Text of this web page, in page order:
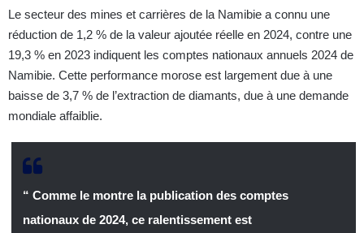
Le secteur des mines et carrières de la Namibie a connu une
réduction de 1,2 % de la valeur ajoutée réelle en 2024, contre une
19,3 % en 2023 indiquent les comptes nationaux annuels 2024 de
Namibie. Cette performance morose est largement due à une
baisse de 3,7 % de l’extraction de diamants, due à une demande
mondiale affaiblie.
“ Comme le montre la publication des comptes
nationaux de 2024, ce ralentissement est